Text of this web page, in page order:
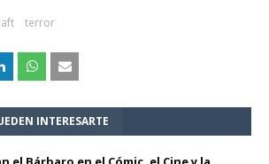
terror
INTERESARTE